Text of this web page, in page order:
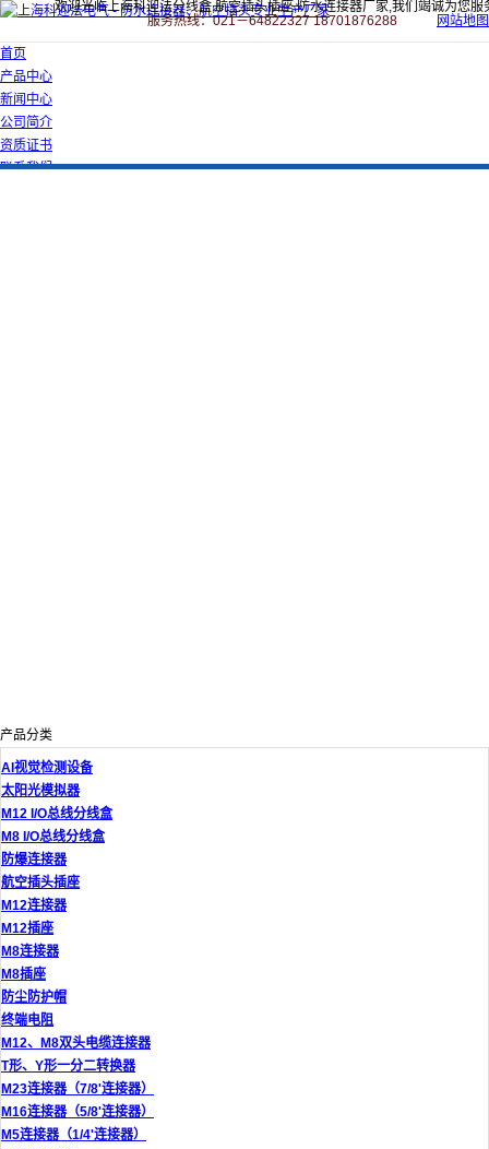
欢迎光临上海科迎法分线盒,航空插头插座,防水连接器厂家,我们竭诚为您服
服务热线：021－64822327 18701876288
网站地图
首页
产品中心
新闻中心
公司简介
资质证书
联系我们
产品分类
AI视觉检测设备
太阳光模拟器
M12 I/O总线分线盒
M8 I/O总线分线盒
防爆连接器
航空插头插座
M12连接器
M12插座
M8连接器
M8插座
防尘防护帽
终端电阻
M12、M8双头电缆连接器
T形、Y形一分二转换器
M23连接器（7/8'连接器）
M16连接器（5/8'连接器）
M5连接器（1/4'连接器）